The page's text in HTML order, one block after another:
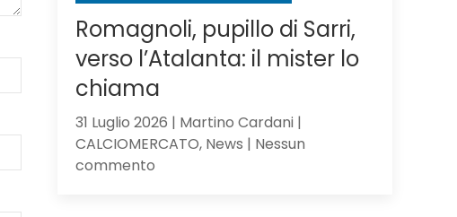
Romagnoli, pupillo di Sarri,
verso l’Atalanta: il mister lo
chiama
31 Luglio 2026 | Martino Cardani |
CALCIOMERCATO, News | Nessun
commentosu